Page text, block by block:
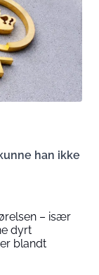
han ikke
– især
dyrt
blandt